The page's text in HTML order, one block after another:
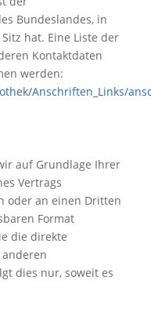
Bundeslandes, in
hat. Eine Liste der
Kontaktdaten
werden:
Anschriften_Links/
auf Grundlage Ihrer
Vertrags
oder an einen Dritten
Format
die direkte
dies nur, soweit es